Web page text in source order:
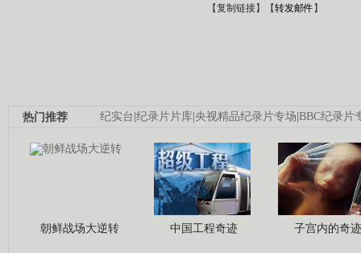
【复制链接】【转发邮件 】
纪实台 纪录片片库 央视精品纪录片专场 BBC纪录片
热门推荐
朝鲜战场大逆转 中国工程奇迹 子宫内的奇迹